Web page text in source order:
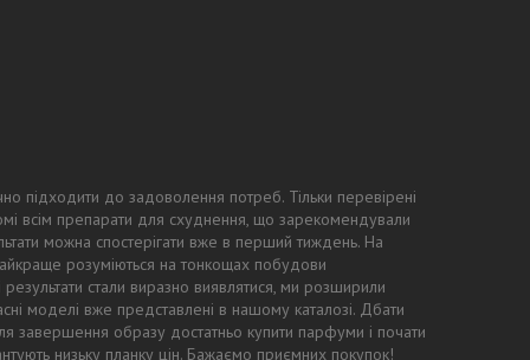
підходити до задоволення потреб. Тільки перевірені
всім препарати для схуднення, що зарекомендували
можна спостерігати вже в перший тиждень. На
розуміються на тонкощах побудови
стали виразно виявлятися, ми розширили
моделі вже представлені в нашому каталозі. Дбати
завершення образу достатньо купити парфуми і почати
низьку планку цін. Бажаємо приємних покупок!